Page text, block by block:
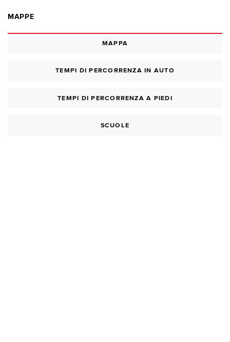
MAPPE
MAPPA
TEMPI DI PERCORRENZA IN AUTO
TEMPI DI PERCORRENZA A PIEDI
SCUOLE